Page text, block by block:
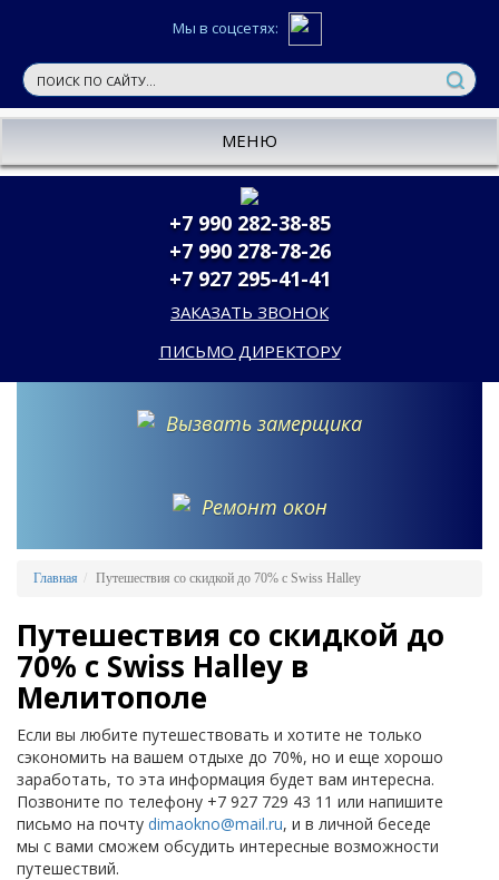
Мы в соцсетях:
МЕНЮ
+7 990 282-38-85
+7 990 278-78-26
+7 927 295-41-41
ЗАКАЗАТЬ ЗВОНОК
ПИСЬМО ДИРЕКТОРУ
Вызвать замерщика
Ремонт окон
Главная Путешествия со скидкой до 70% с Swiss Halley
Путешествия со скидкой до
70% с Swiss Halley в
Мелитополе
Если вы любите путешествовать и хотите не только
сэкономить на вашем отдыхе до 70%, но и еще хорошо
заработать, то эта информация будет вам интересна.
Позвоните по телефону +7 927 729 43 11 или напишите
письмо на почту dimaokno@mail.ru, и в личной беседе
мы с вами сможем обсудить интересные возможности
путешествий.